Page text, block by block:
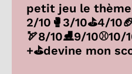
petit jeu le
2/10🥊3/10⛳4/
🏹8/10⛸️9/10⚾10/
+⛳devine mon